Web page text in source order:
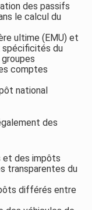
des passifs
le calcul du
ultime (EMU) et
spécificités du
comptes
national
des
et des impôts
transparentes du
différés entre